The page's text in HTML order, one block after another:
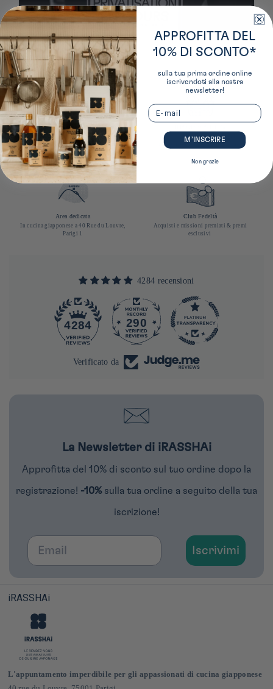
Consegna gratuita
*a partire da 50 € presso un punto di ritiro in
Francia; a partire da 85 € con consegna a
domicilio in Francia; a partire da 90 € con
consegna a domicilio in Europa
*sul tuo prossimo ordine iscrivendoti alla
nostra newsletter (articoli esclusi)
Area dedicata
In cucina giapponese a 40 Rue du Louvre,
Parigi 1
Club Fedeltà
Acquisti e missioni premiati & premi
esclusivi
4284 recensioni
4284 290
Verificato da
La Newsletter di iRASSHAi
Approfitta del 10% di sconto sul tuo ordine dopo la
registrazione! -10% sulla tua ordine a seguito della tua
iscrizione!
Email
Iscrivimi
iRASSHAi
L'appuntamento imperdibile per gli appassionati di cucina giapponese
APPROFITTA DEL
10% DI SCONTO*
sulla tua prima ordine online
iscrivendoti alla nostra
newsletter!
Email
M’INSCRIRE
Non grazie